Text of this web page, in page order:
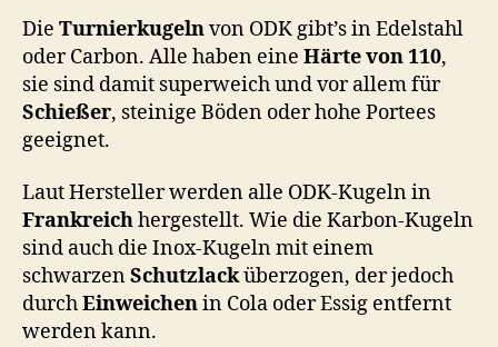
Die Turnierkugelnvon ODK gibt’s in Edelstahl
oder Carbon. Alle haben eine Härte von 110,
sie sind damit superweich und vor allem für
Schießer, steinige Böden oder hohe Portees
geeignet.
Laut Hersteller werden alle ODK-Kugeln in
Frankreichhergestellt. Wie die Karbon-Kugeln
sind auch die Inox-Kugeln mit einem
schwarzenSchutzlacküberzogen, der jedoch
durchEinweichenin Cola oder Essig entfernt
werden kann.